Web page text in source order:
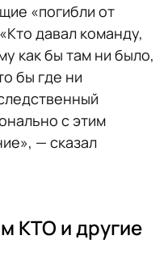
«погибли от
давал команду,
как бы там ни было,
бы где ни
с этим
— сказал
КТО и другие